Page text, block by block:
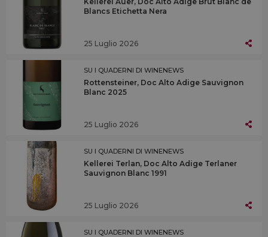
Blancs Etichetta Nera
25 Luglio 2026
SU I QUADERNI DI WINENEWS
Rottensteiner, Doc Alto Adige Sauvignon
Blanc 2025
25 Luglio 2026
SU I QUADERNI DI WINENEWS
Kellerei Terlan, Doc Alto Adige Terlaner
Sauvignon Blanc 1991
25 Luglio 2026
SU I QUADERNI DI WINENEWS